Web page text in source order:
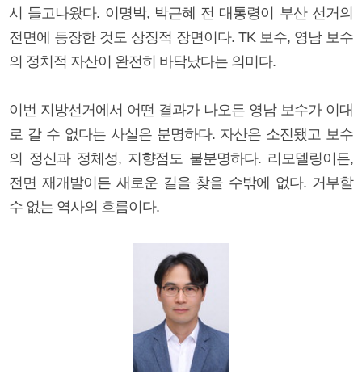
시 들고나왔다. 이명박, 박근혜 전 대통령이 부산 선거의
전면에 등장한 것도 상징적 장면이다. TK 보수, 영남 보수
의 정치적 자산이 완전히 바닥났다는 의미다.
이번 지방선거에서 어떤 결과가 나오든 영남 보수가 이대
로 갈 수 없다는 사실은 분명하다. 자산은 소진됐고 보수
의 정신과 정체성, 지향점도 불분명하다. 리모델링이든,
전면 재개발이든 새로운 길을 찾을 수밖에 없다. 거부할
수 없는 역사의 흐름이다.